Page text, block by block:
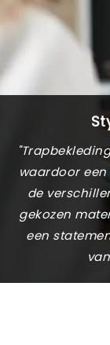
waardoor
de
gekozen
een